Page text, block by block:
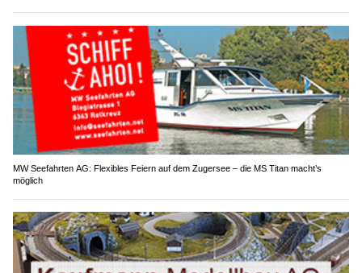
MW Seefahrten AG: Flexibles Feiern auf dem Zugersee – die MS Titan macht’s
möglich